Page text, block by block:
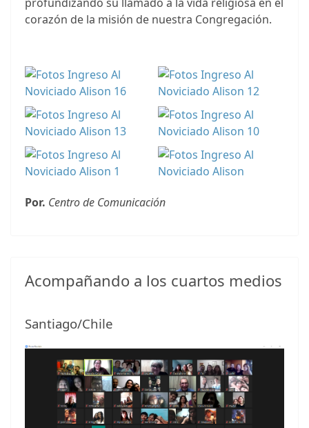
corazón de la misión de nuestra Congregación.
Por. Centro de Comunicación
Acompañando a los cuartos medios
Santiago/Chile